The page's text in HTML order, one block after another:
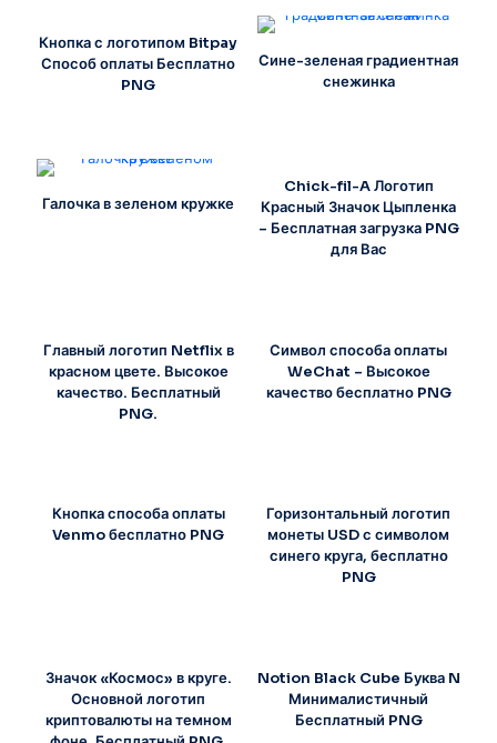
Кнопка с логотипом Bitpay
Способ оплаты Бесплатно
PNG
Сине-зеленая градиентная
снежинка
Галочка в зеленом кружке
Chick-fil-A Логотип
Красный Значок Цыпленка
– Бесплатная загрузка PNG
для Вас
Главный логотип Netflix в
красном цвете. Высокое
качество. Бесплатный
PNG.
Символ способа оплаты
WeChat – Высокое
качество бесплатно PNG
Кнопка способа оплаты
Venmo бесплатно PNG
Горизонтальный логотип
монеты USD с символом
синего круга, бесплатно
PNG
Значок «Космос» в круге.
Основной логотип
криптовалюты на темном
Notion Black Cube Буква N
Минималистичный
Бесплатный PNG